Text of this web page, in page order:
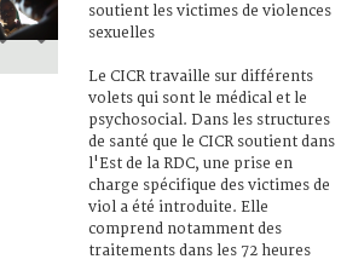
soutient les victimes de violences
sexuelles
Le CICR travaille sur différents
volets qui sont le médical et le
psychosocial. Dans les structures
de santé que le CICR soutient dans
l'Est de la RDC, une prise en
charge spécifique des victimes de
viol a été introduite. Elle
comprend notamment des
traitements dans les 72 heures